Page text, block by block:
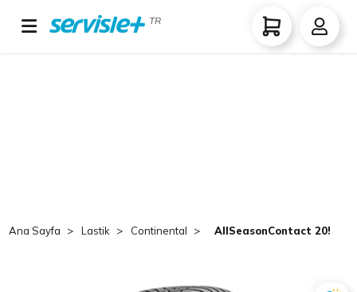
TR
Ana Sayfa Lastik Continental AllSeasonContact 205/65